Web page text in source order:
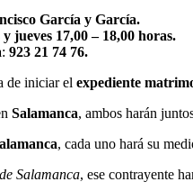
García y García.
jueves 17,00 – 18,00 horas.
: 923 21 74 76.
de iniciar el expediente
Salamanca, ambos harán
, cada uno hará su
Salamanca, ese contrayente